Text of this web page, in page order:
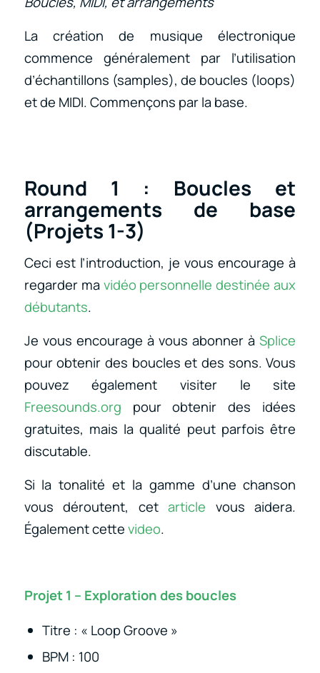
La création de musique électronique
commence généralement par l’utilisation
d’échantillons (samples), de boucles (loops)
et de MIDI. Commençons par la base.
Round 1 : Boucles et
arrangements de base
(Projets 1-3)
Ceci est l’introduction, je vous encourage à
regarder mavidéo personnelle destinée aux
débutants.
Je vous encourage à vous abonner àSplice
pour obtenir des boucles et des sons. Vous
pouvez également visiter le site
Freesounds.org pour obtenir des idées
gratuites, mais la qualité peut parfois être
discutable.
Si la tonalité et la gamme d’une chanson
vous déroutent, cetarticle vous aidera.
Également cettevideo.
Projet 1 – Exploration des boucles
Titre : « Loop Groove »
BPM : 100